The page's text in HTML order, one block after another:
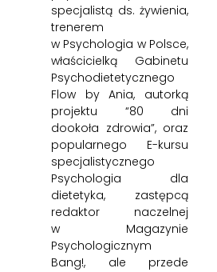
specjalistą ds. żywienia,
trenerem
w Psychologia w Polsce,
właścicielką Gabinetu
Psychodietetycznego
Flow by Ania, autorką
projektu “80 dni
dookoła zdrowia”, oraz
popularnego E-kursu
specjalistycznego
Psychologia dla
dietetyka, zastępcą
redaktor naczelnej
w Magazynie
Psychologicznym
Bang!, ale przede